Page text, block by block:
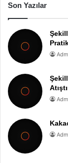
Son Yazılar